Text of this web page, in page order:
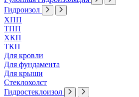
Гидроизол
ХПП
ТПП
ХКП
ТКП
Для кровли
Для фундамента
Для крыши
Стеклохолст
Гидростеклоизол